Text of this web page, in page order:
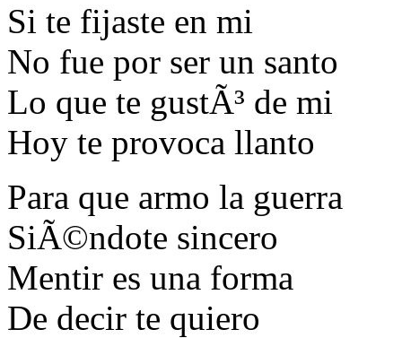
Si te fijaste en mi
No fue por ser un santo
Lo que te gustÃ³ de mi
Hoy te provoca llanto
Para que armo la guerra
SiÃ©ndote sincero
Mentir es una forma
De decir te quiero